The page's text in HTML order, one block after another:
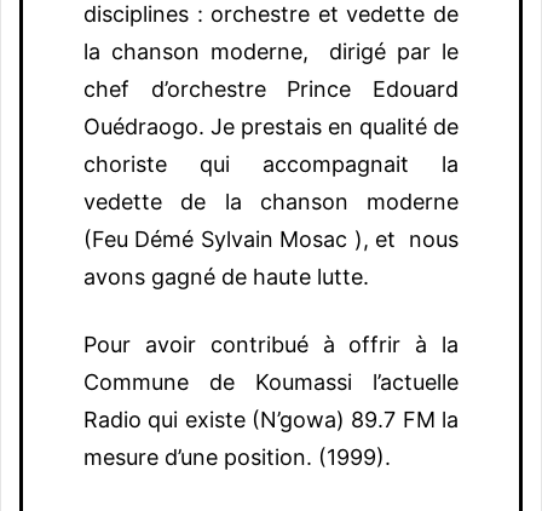
disciplines : orchestre et vedette de
la chanson moderne, dirigé par le
chef d’orchestre Prince Edouard
Ouédraogo. Je prestais en qualité de
choriste qui accompagnait la
vedette de la chanson moderne
(Feu Démé Sylvain Mosac ), et nous
avons gagné de haute lutte.
Pour avoir contribué à offrir à la
Commune de Koumassi l’actuelle
Radio qui existe (N’gowa) 89.7 FM la
mesure d’une position. (1999).